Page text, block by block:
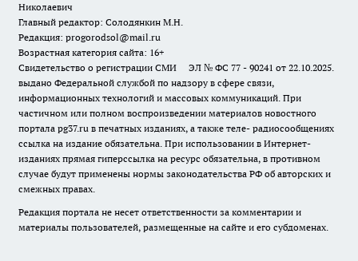
Николаевич
Главный редактор: Солодянкин М.Н.
Редакция: progorodsol@mail.ru
Возрастная категория сайта: 16+
Свидетельство о регистрации СМИ ЭЛ № ФС 77 - 90241 от 22.10.2025.
выдано Федеральной службой по надзору в сфере связи,
информационных технологий и массовых коммуникаций. При
частичном или полном воспроизведении материалов новостного
портала pg37.ru в печатных изданиях, а также теле- радиосообщениях
ссылка на издание обязательна. При использовании в Интернет-
изданиях прямая гиперссылка на ресурс обязательна, в противном
случае будут применены нормы законодательства РФ об авторских и
смежных правах.
Редакция портала не несет ответственности за комментарии и
материалы пользователей, размещенные на сайте и его субдоменах.